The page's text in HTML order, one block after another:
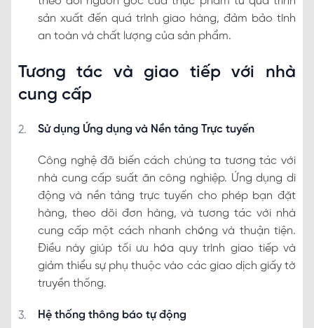
sản xuất đến quá trình giao hàng, đảm bảo tính
an toàn và chất lượng của sản phẩm.
Tương tác và giao tiếp với nhà
cung cấp
Sử dụng Ứng dụng và Nền tảng Trực tuyến
Công nghệ đã biến cách chúng ta tương tác với
nhà cung cấp suất ăn công nghiệp. Ứng dụng di
động và nền tảng trực tuyến cho phép bạn đặt
hàng, theo dõi đơn hàng, và tương tác với nhà
cung cấp một cách nhanh chóng và thuận tiện.
Điều này giúp tối ưu hóa quy trình giao tiếp và
giảm thiểu sự phụ thuộc vào các giao dịch giấy tờ
truyền thống.
Hệ thống thông báo tự động